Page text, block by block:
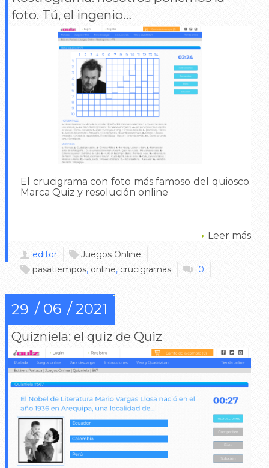
foto. Tú, el ingenio…
El crucigrama con foto más famoso del quiosco.
Marca Quiz y resolución online
Leer más
editor
Juegos Online
pasatiempos, online, crucigramas 0
29 06 2021
Quizniela: el quiz de Quiz